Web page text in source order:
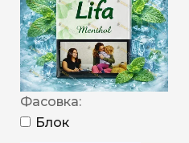
Фасовка:
Блок